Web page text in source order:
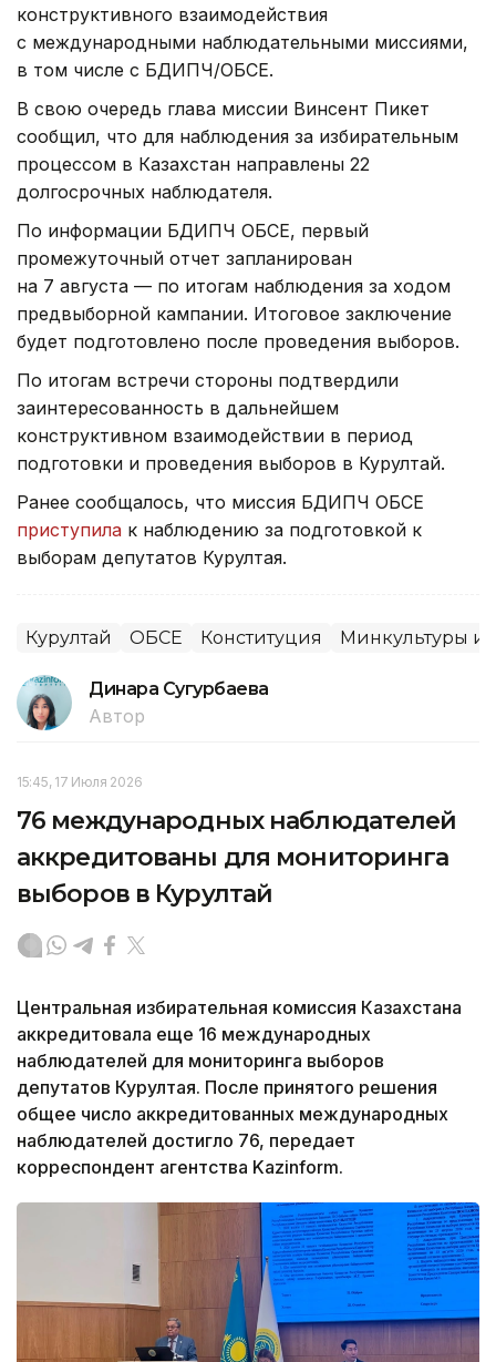
конструктивного взаимодействия
с международными наблюдательными миссиями,
в том числе с БДИПЧ/ОБСЕ.
В свою очередь глава миссии Винсент Пикет
сообщил, что для наблюдения за избирательным
процессом в Казахстан направлены 22
долгосрочных наблюдателя.
По информации БДИПЧ ОБСЕ, первый
промежуточный отчет запланирован
на 7 августа — по итогам наблюдения за ходом
предвыборной кампании. Итоговое заключение
будет подготовлено после проведения выборов.
По итогам встречи стороны подтвердили
заинтересованность в дальнейшем
конструктивном взаимодействии в период
подготовки и проведения выборов в Курултай.
Ранее сообщалось, что миссия БДИПЧ ОБСЕ
приступила к наблюдению за подготовкой к
выборам депутатов Курултая.
Курултай ОБСЕ Конституция Минкультуры
Динара Сугурбаева
Автор
15:45, 17 Июля 2026
76 международных наблюдателей
аккредитованы для мониторинга
выборов в Курултай
Центральная избирательная комиссия Казахстана
аккредитовала еще 16 международных
наблюдателей для мониторинга выборов
депутатов Курултая. После принятого решения
общее число аккредитованных международных
наблюдателей достигло 76, передает
корреспондент агентства Kazinform.